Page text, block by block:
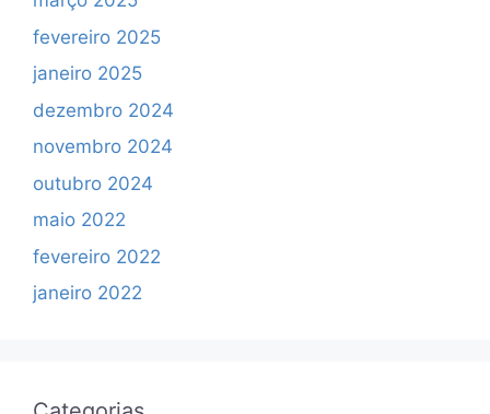
fevereiro 2025
janeiro 2025
dezembro 2024
novembro 2024
outubro 2024
maio 2022
fevereiro 2022
janeiro 2022